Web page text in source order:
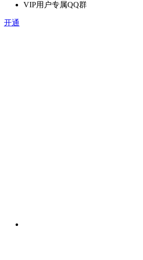
VIP用户专属QQ群
开通